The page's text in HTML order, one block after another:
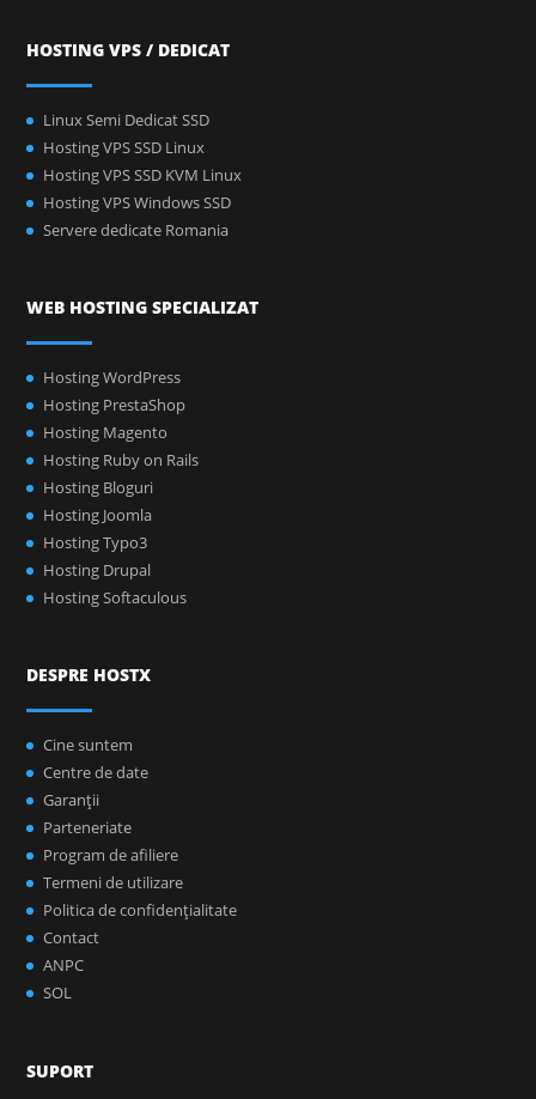
HOSTING VPS / DEDICAT
Linux Semi Dedicat SSD
Hosting VPS SSD Linux
Hosting VPS SSD KVM Linux
Hosting VPS Windows SSD
Servere dedicate Romania
WEB HOSTING SPECIALIZAT
Hosting WordPress
Hosting PrestaShop
Hosting Magento
Hosting Ruby on Rails
Hosting Bloguri
Hosting Joomla
Hosting Typo3
Hosting Drupal
Hosting Softaculous
DESPRE HOSTX
Cine suntem
Centre de date
Garanţii
Parteneriate
Program de afiliere
Termeni de utilizare
Politica de confidenţialitate
Contact
ANPC
SOL
SUPORT